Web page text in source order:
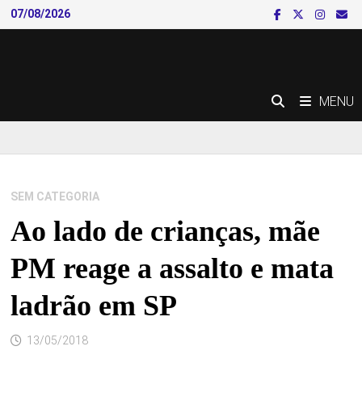
Skip
to
07/08/2026
MENU
SEM CATEGORIA
Ao lado de crianças, mãe
PM reage a assalto e mata
ladrão em SP
13/05/2018